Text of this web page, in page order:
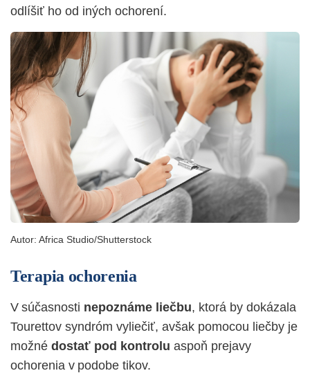
odlíšiť ho od iných ochorení.
Autor: Africa Studio/Shutterstock
Terapia ochorenia
V súčasnosti nepoznáme liečbu, ktorá by dokázala
Tourettov syndróm vyliečiť, avšak pomocou liečby je
možné dostať pod kontrolu aspoň prejavy
ochorenia v podobe tikov.